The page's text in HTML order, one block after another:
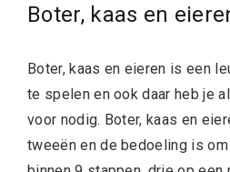
Boter, kaas en
Boter, kaas en eieren is een
te spelen en ook daar heb je
voor nodig. Boter, kaas en
tweeën en de bedoeling is